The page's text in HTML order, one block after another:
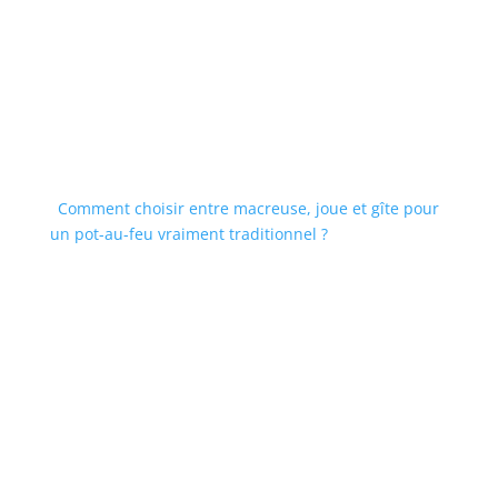
Comment choisir entre macreuse, joue et gîte pour
un pot-au-feu vraiment traditionnel ?